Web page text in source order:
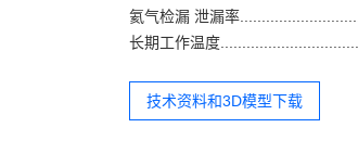
氦气检漏 泄漏率
长期工作温度
技术资料和3D模型下载